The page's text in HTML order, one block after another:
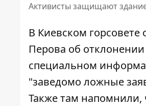
Активисты защищают
В Киевском
Перова об
специальном
"заведомо ложные
Также там напомнили,